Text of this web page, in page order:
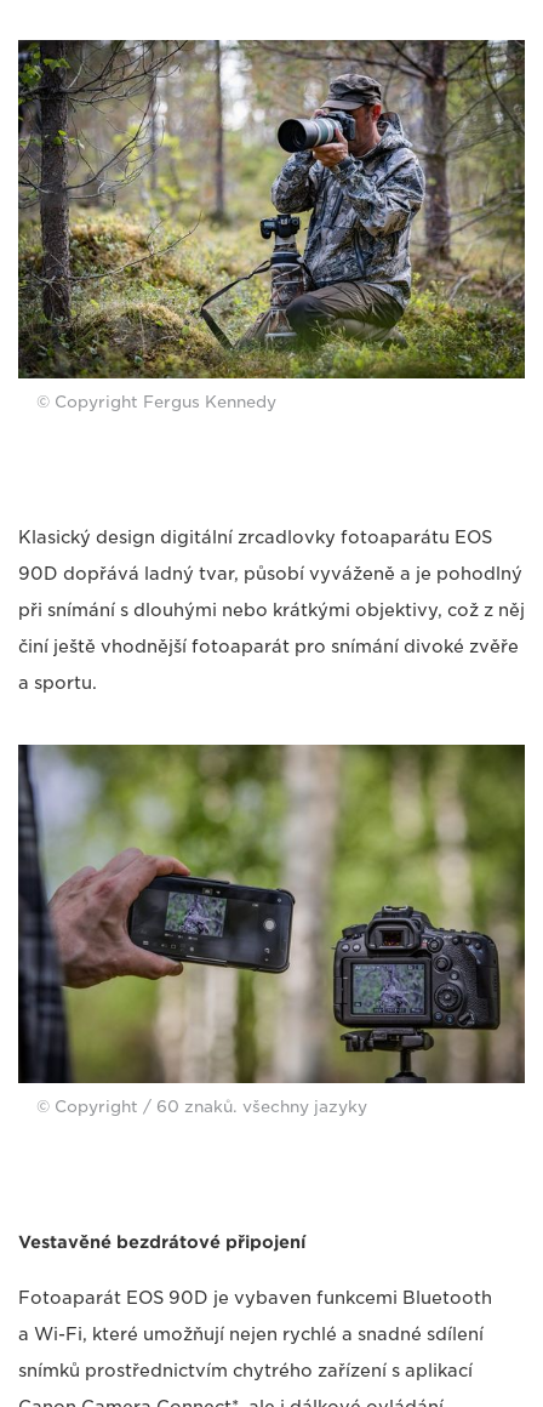
© Copyright Fergus Kennedy
Klasický design digitální zrcadlovky fotoaparátu EOS
90D dopřává ladný tvar, působí vyváženě a je pohodlný
při snímání s dlouhými nebo krátkými objektivy, což z něj
činí ještě vhodnější fotoaparát pro snímání divoké zvěře
a sportu.
© Copyright / 60 znaků. všechny jazyky
Vestavěné bezdrátové připojení
Fotoaparát EOS 90D je vybaven funkcemi Bluetooth
a Wi-Fi, které umožňují nejen rychlé a snadné sdílení
snímků prostřednictvím chytrého zařízení s aplikací